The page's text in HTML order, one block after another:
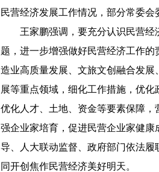
民营经济发展工作情况，部分常委会
王家鹏强调，要充分认识民营经
题，进一步增强做好民营经济工作的
造业高质量发展、文旅文创融合发
展等重点领域，细化工作措施，优化
优化人才、土地、资金等要素保障
强企业家培育，促进民营企业家健
导、人大联动监督、政府部门依法
同开创焦作民营经济美好明天。